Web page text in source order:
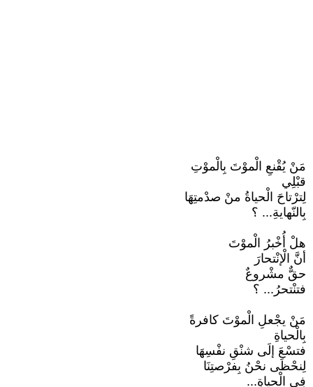
مَنْ يُقْنعِ الْموْتَ بِالْموْتِ
قبْلِي
لِترْتاحَ الْحياةُ منْ صدْمتِهَا
بِالنّهايةِ... ؟
هلْ أُخْبرُ الْموْتَ
أنَّ الْإنْتحارَ
حقٌّ مشْروعٌ
فتنْتحرُ... ؟
مَنْ يجْعلِ الْموْتَ كافرةً
بِالْحياةِ
فتسْعَ إلَى شنْقِ نفْسِهَا
لِنحْظَى نحْنُ بِفرْصتِنَا
فِي الْحياةِ...